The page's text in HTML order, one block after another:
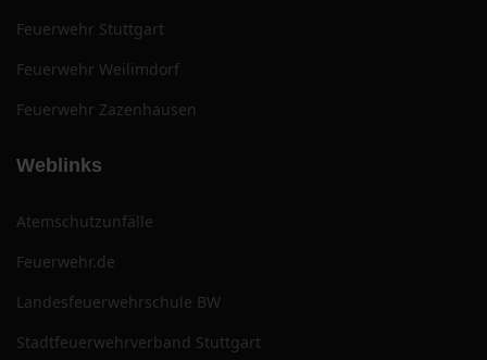
Feuerwehr Stuttgart
Feuerwehr Weilimdorf
Feuerwehr Zazenhausen
Weblinks
Atemschutzunfälle
Feuerwehr.de
Landesfeuerwehrschule BW
Stadtfeuerwehrverband Stuttgart